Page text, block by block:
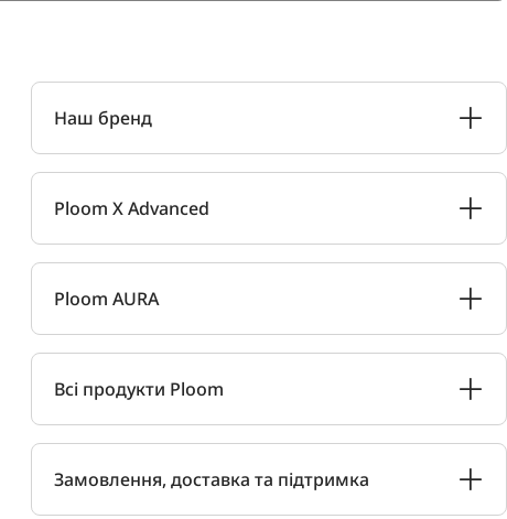
Наш бренд
Ploom X Advanced
Ploom AURA
Всі продукти Ploom
Замовлення, доставка та підтримка